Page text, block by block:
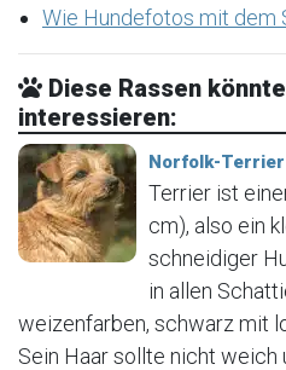
Wie Hundefotos mit dem
Diese Rassen
interessieren:
Norfolk-Terrier
Terrier ist
cm), also ein
schneidiger
in allen
weizenfarben, schwarz mit
Sein Haar sollte nicht weich